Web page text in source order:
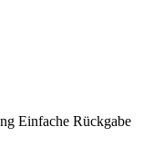
Einfache Rückgabe